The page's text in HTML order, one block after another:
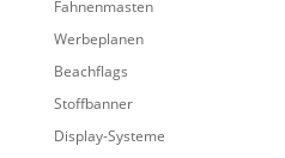
Fahnenmasten
Werbeplanen
Beachflags
Stoffbanner
Display-Systeme